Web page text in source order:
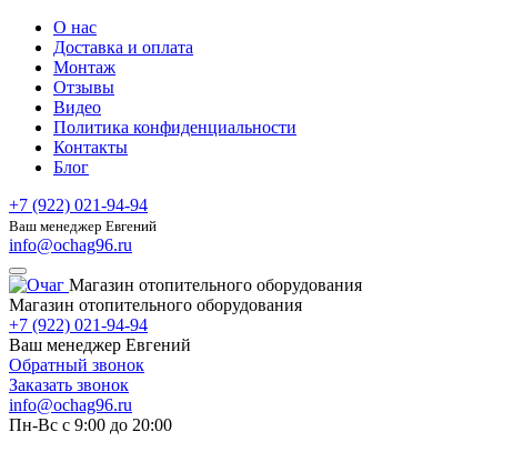
О нас
Доставка и оплата
Монтаж
Отзывы
Видео
Политика конфиденциальности
Контакты
Блог
+7 (922) 021-94-94
Ваш менеджер Евгений
info@ochag96.ru
Магазин отопительного оборудования
Магазин отопительного оборудования
+7 (922) 021-94-94
Ваш менеджер Евгений
Обратный звонок
Заказать звонок
info@ochag96.ru
Пн-Вс с 9:00 до 20:00